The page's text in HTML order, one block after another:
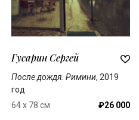
Гусарин Сергей
После дождя. Римини, 2019
год
64 x 78 см
₽26 000